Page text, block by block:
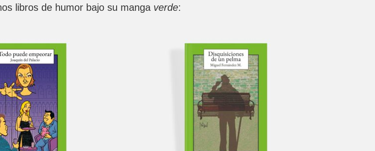
libros de humor bajo su manga verde: